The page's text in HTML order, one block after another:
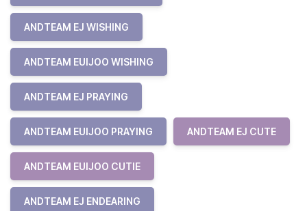
ANDTEAM EJ WISHING
ANDTEAM EUIJOO WISHING
ANDTEAM EJ PRAYING
ANDTEAM EUIJOO PRAYING ANDTEAM EJ CUTE
ANDTEAM EUIJOO CUTIE
ANDTEAM EJ ENDEARING